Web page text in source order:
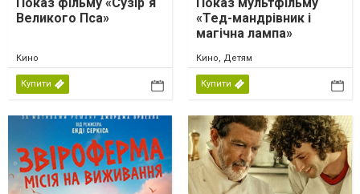
Великого Пса»
Кино
Купити
«Тед-мандрівник і
магічна лампа»
Кино, Детям
Купити